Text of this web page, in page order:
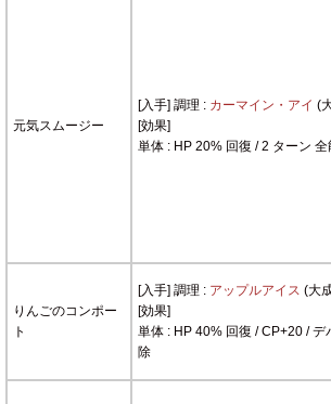
元気スムージー
[入手] 調理 : カーマイン・アイ (
[効果]
単体 : HP 20% 回復 / 2 ターン 全
りんごのコンポー
ト
[入手] 調理 : アップルアイス (大
[効果]
単体 : HP 40% 回復 / CP+20 / デ
除